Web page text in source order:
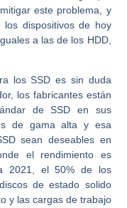
este problema, y
dispositivos de hoy
a las de los HDD,
los SSD es sin duda
los fabricantes están
de SSD en sus
de gama alta y esa
sean deseables en
el rendimiento es
2021, el 50% de los
de estado solido
y las cargas de trabajo